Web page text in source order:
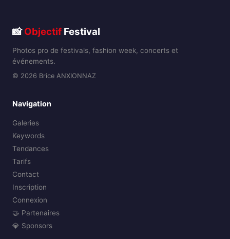
📸Objectif Festival
Photos pro de festivals, fashion week, concerts et
événements.
© 2026 Brice ANXIONNAZ
Navigation
Galeries
Keywords
Tendances
Tarifs
Contact
Inscription
Connexion
🤝 Partenaires
💎 Sponsors